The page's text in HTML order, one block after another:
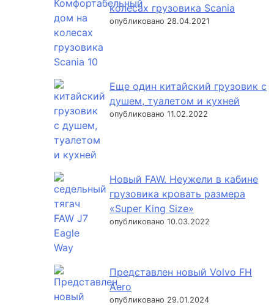
колесах грузовика Scania
опубликовано 28.04.2021
Еще один китайский грузовик с
душем, туалетом и кухней
опубликовано 11.02.2022
Новый FAW. Неужели в кабине
грузовика кровать размера
«Super King Size»
опубликовано 10.03.2022
Представлен новый Volvo FH
Aero
опубликовано 29.01.2024